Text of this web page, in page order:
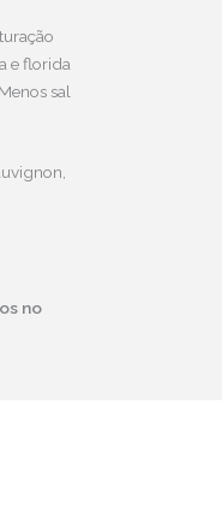
e florida
sal
no